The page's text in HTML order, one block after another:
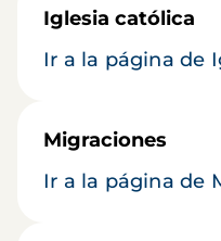
Iglesia católica
Ir a la página de
Migraciones
Ir a la página de